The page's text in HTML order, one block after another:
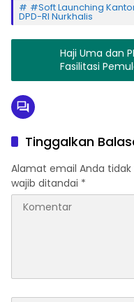
#Soft Launching
DPD-RI Nurkhalis
Haji Uma dan
Fasilitasi
dari Malaysia
Tinggalkan
Alamat email Anda tidak
wajib ditandai *